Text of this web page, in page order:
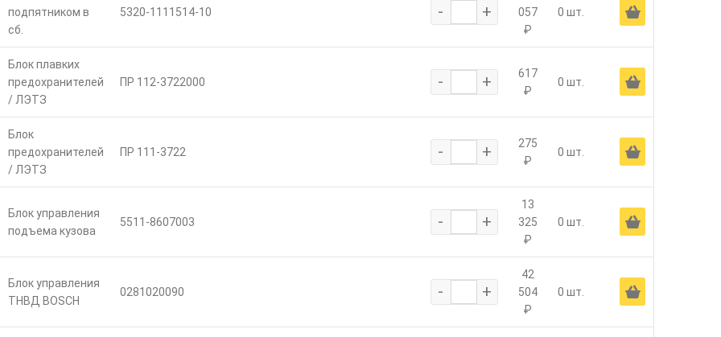
подпятником в
сб.
5320-1111514-10 - +
057
₽
0 шт. Ä
Блок плавких
предохранителей
/ ЛЭТЗ
ПР 112-3722000 - +
617
₽
0 шт. Ä
Блок
предохранителей
/ ЛЭТЗ
ПР 111-3722 - +
275
₽
0 шт. Ä
Блок управления
подъема кузова
5511-8607003 - +
13
325
₽
0 шт. Ä
Блок управления
ТНВД BOSCH
0281020090 - +
42
504
₽
0 шт. Ä